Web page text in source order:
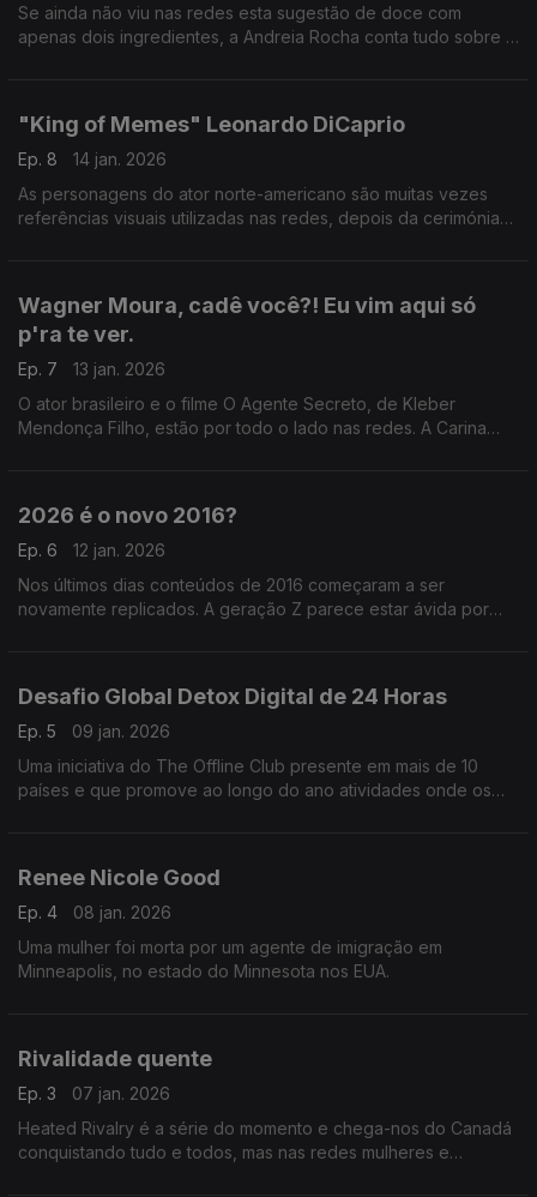
Se ainda não viu nas redes esta sugestão de doce com
apenas dois ingredientes, a Andreia Rocha conta tudo sobre a
"King of Memes" Leonardo DiCaprio
Ep. 8
14 jan. 2026
As personagens do ator norte-americano são muitas vezes
referências visuais utilizadas nas redes, depois da cerimónia
Wagner Moura, cadê você?! Eu vim aqui só
p'ra te ver.
Ep. 7
13 jan. 2026
O ator brasileiro e o filme O Agente Secreto, de Kleber
Mendonça Filho, estão por todo o lado nas redes. A Carina
2026 é o novo 2016?
Ep. 6
12 jan. 2026
Nos últimos dias conteúdos de 2016 começaram a ser
novamente replicados. A geração Z parece estar ávida por
Desafio Global Detox Digital de 24 Horas
Ep. 5
09 jan. 2026
Uma iniciativa do The Offline Club presente em mais de 10
países e que promove ao longo do ano atividades onde os
Renee Nicole Good
Ep. 4
08 jan. 2026
Uma mulher foi morta por um agente de imigração em
Minneapolis, no estado do Minnesota nos EUA.
Rivalidade quente
Ep. 3
07 jan. 2026
Heated Rivalry é a série do momento e chega-nos do Canadá
conquistando tudo e todos, mas nas redes mulheres e